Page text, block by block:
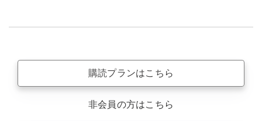
購読プランはこちら
非会員の方はこちら